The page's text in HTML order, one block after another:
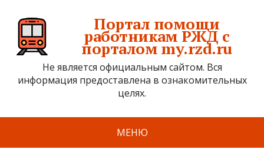
Портал помощи
работникам РЖД с
порталом my.rzd.ru
Не является официальным сайтом. Вся
информация предоставлена в ознакомительных
целях.
МЕНЮ